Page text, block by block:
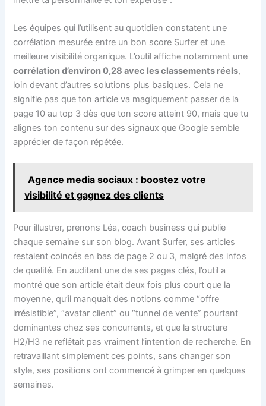
Les équipes qui l’utilisent au quotidien constatent une
corrélation mesurée entre un bon score Surfer et une
meilleure visibilité organique. L’outil affiche notamment une
corrélation d’environ 0,28 avec les classements réels,
loin devant d’autres solutions plus basiques. Cela ne
signifie pas que ton article va magiquement passer de la
page 10 au top 3 dès que ton score atteint 90, mais que tu
alignes ton contenu sur des signaux que Google semble
apprécier de façon répétée.
Agence media sociaux : boostez votre
visibilité et gagnez des clients
Pour illustrer, prenons Léa, coach business qui publie
chaque semaine sur son blog. Avant Surfer, ses articles
restaient coincés en bas de page 2 ou 3, malgré des infos
de qualité. En auditant une de ses pages clés, l’outil a
montré que son article était deux fois plus court que la
moyenne, qu’il manquait des notions comme “offre
irrésistible”, “avatar client” ou “tunnel de vente” pourtant
dominantes chez ses concurrents, et que la structure
H2/H3 ne reflétait pas vraiment l’intention de recherche. En
retravaillant simplement ces points, sans changer son
style, ses positions ont commencé à grimper en quelques
semaines.